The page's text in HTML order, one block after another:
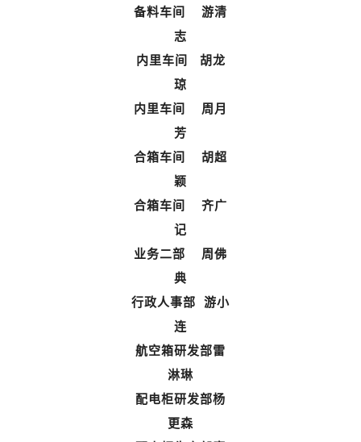
备料车间 游清
志
内里车间 胡龙
琼
内里车间 周月
芳
合箱车间 胡超
颖
合箱车间 齐广
记
业务二部 周佛
典
行政人事部 游小
连
航空箱研发部雷
淋琳
配电柜研发部杨
更森